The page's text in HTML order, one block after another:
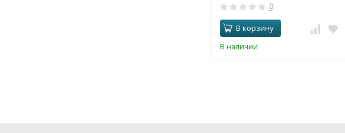
0
В корзину
В наличии